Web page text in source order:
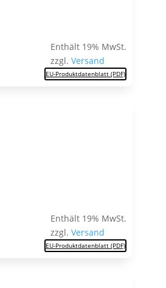
Enthält 19% MwSt.
zzgl.Versand
EU-Produktdatenblatt (PDF)
Enthält 19% MwSt.
zzgl.Versand
EU-Produktdatenblatt (PDF)